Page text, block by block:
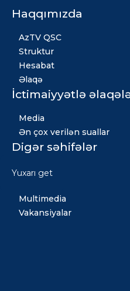
Haqqımızda
AzTV QSC
Struktur
Hesabat
Əlaqə
İctimaiyyətlə
Media
Ən çox verilən suallar
Digər səhifələr
Xəbərlər
Multimedia
Vakansiyalar
Yuxarı get